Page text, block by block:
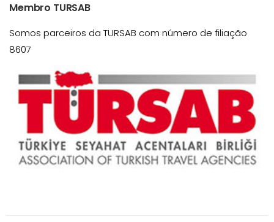
Membro TURSAB
Somos parceiros da TURSAB com número de filiação
8607